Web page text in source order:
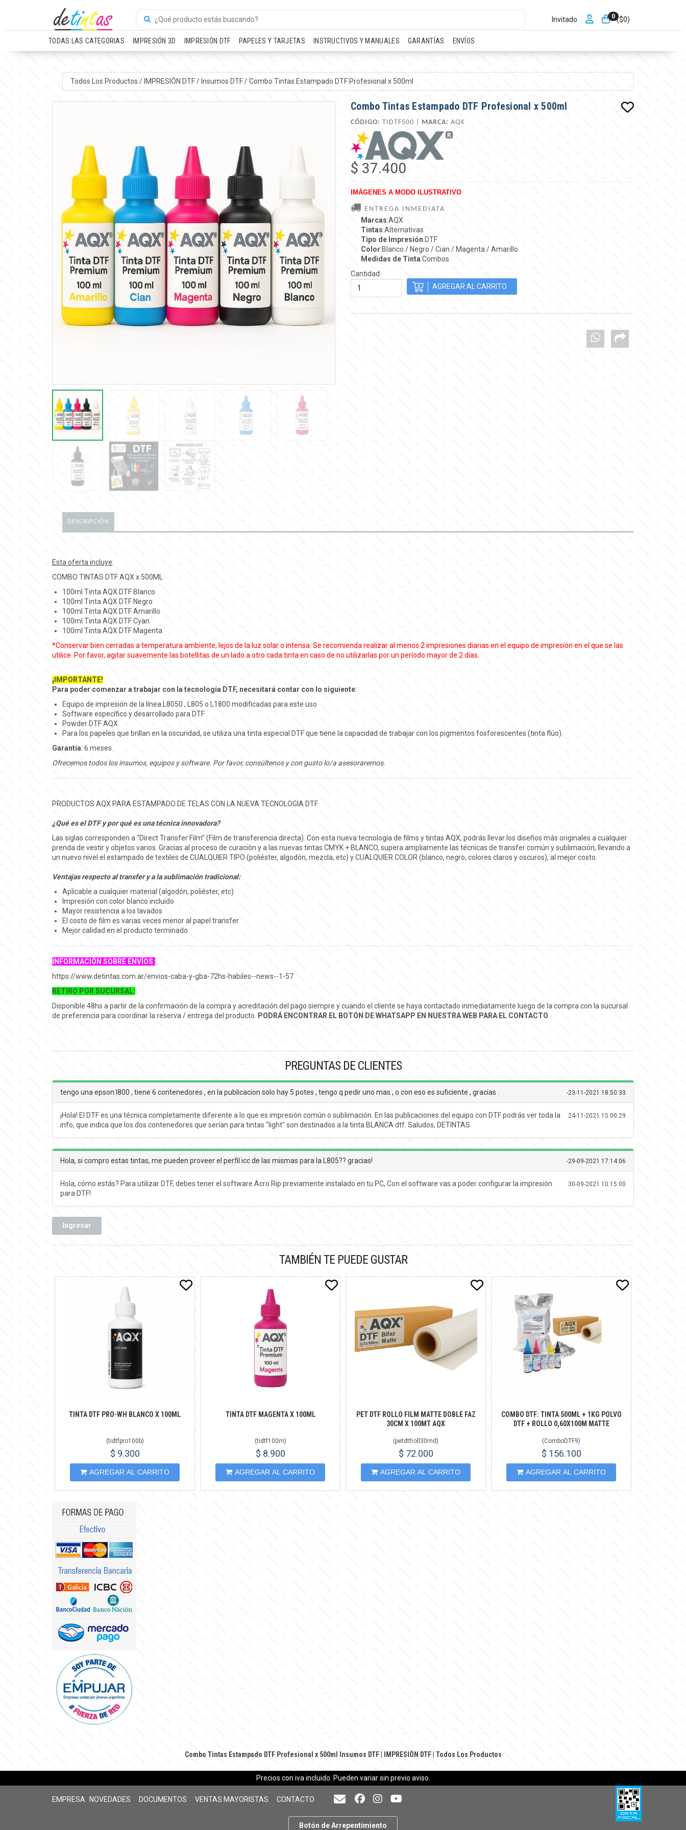
Invitado 0 ($0)
TODAS LAS CATEGORIAS IMPRESIÓN 3D IMPRESIÓN DTF PAPELES Y TARJETAS INSTRUCTIVOS Y MANUALES GARANTÍAS ENVÍOS
Todos Los Productos / IMPRESIÓN DTF/ Insumos DTF/Combo Tintas Estampado DTF Profesional x 500ml
Combo Tintas Estampado DTF Profesional x 500ml
CÓDIGO: TIDTF500 | MARCA: AQX
$ 37.400
IMÁGENES A MODO ILUSTRATIVO
ENTREGA INMEDIATA
Marcas:AQX
Tintas:Alternativas
Tipo de Impresión:DTF
Color:Blanco / Negro / Cian / Magenta / Amarillo
Medidas de Tinta:Combos
Cantidad
DESCRIPCIÓN
Esta oferta incluye:
COMBO TINTAS DTF AQX x 500ML
100ml Tinta AQX DTF Blanco
100ml Tinta AQX DTF Negro
100ml Tinta AQX DTF Amarillo
100ml Tinta AQX DTF Cyan
100ml Tinta AQX DTF Magenta
*Conservar bien cerradas a temperatura ambiente, lejos de la luz solar o intensa. Se recomienda realizar al menos 2 impresiones diarias en el equipo de impresión en el que se las
utilice. Por favor, agitar suavemente las botellitas de un lado a otro cada tinta en caso de no utilizarlas por un período mayor de 2 días.
¡IMPORTANTE!
Para poder comenzar a trabajar con la tecnología DTF, necesitará contar con lo siguiente:
Equipo de impresión de la línea L8050 , L805 o L1800 modificadas para este uso
Software específico y desarrollado para DTF
Powder DTF AQX
Para los papeles que brillan en la oscuridad, se utiliza una tinta especial DTF que tiene la capacidad de trabajar con los pigmentos fosforescentes (tinta flúo).
Garantía: 6 meses.
Ofrecemos todos los insumos, equipos y software. Por favor, consúltenos y con gusto lo/a asesoraremos.
PRODUCTOS AQX PARA ESTAMPADO DE TELAS CON LA NUEVA TECNOLOGIA DTF
¿Qué es el DTF y por qué es una técnica innovadora?
Las siglas corresponden a “Direct Transfer Film” (Film de transferencia directa). Con esta nueva tecnología de films y tintas AQX, podrás llevar los diseños más originales a cualquier
prenda de vestir y objetos varios. Gracias al proceso de curación y a las nuevas tintas CMYK + BLANCO, supera ampliamente las técnicas de transfer común y sublimación, llevando a
un nuevo nivel el estampado de textiles de CUALQUIER TIPO (poliéster, algodón, mezcla, etc) y CUALQUIER COLOR (blanco, negro, colores claros y oscuros), al mejor costo.
Ventajas respecto al transfer y a la sublimación tradicional:
Aplicable a cualquier material (algodón, poliéster, etc)
Impresión con color blanco incluido
Mayor resistencia a los lavados
El costo de film es varias veces menor al papel transfer
Mejor calidad en el producto terminado
INFORMACIÓN SOBRE ENVÍOS:
https://www.detintas.com.ar/envios-caba-y-gba-72hs-habiles--news--1-57
RETIRO POR SUCURSAL:
Disponible 48hs a partir de la confirmación de la compra y acreditación del pago siempre y cuando el cliente se haya contactado inmediatamente luego de la compra con la sucursal
de preferencia para coordinar la reserva / entrega del producto.
PODRÁ ENCONTRAR EL BOTÓN DE WHATSAPP EN NUESTRA WEB PARA EL CONTACTO
PREGUNTAS DE CLIENTES
tengo una epson l800 , tiene 6 contenedores , en la publicacion solo hay 5 potes , tengo q pedir uno mas , o con eso es suficiente , gracias . -23-11-2021 18:50:33
24-11-2021 15:00:29
¡Hola! El DTF es una técnica completamente diferente a lo que es impresión común o sublimación. En las publicaciones del equipo con DTF podrás ver toda la
info, que indica que los dos contenedores que serían para tintas "light" son destinados a la tinta BLANCA dtf. Saludos, DETINTAS
Hola, si compro estas tintas, me pueden proveer el perfil icc de las mismas para la L805?? gracias! -29-09-2021 17:14:06
30-09-2021 10:15:00
Hola, cómo estás? Para utilizar DTF, debes tener el software Acro Rip previamente instalado en tu PC, Con el software vas a poder configurar la impresión
para DTF!
Ingresar
TAMBIÉN TE PUEDE GUSTAR
TINTA DTF PRO-WH BLANCO X 100ML
(tidtfpro100b)
$ 9.300
AGREGAR AL CARRITO
TINTA DTF MAGENTA X 100ML
(tidtf100m)
$ 8.900
AGREGAR AL CARRITO
PET DTF ROLLO FILM MATTE DOBLE FAZ
30CM X 100MT AQX
(petdtfroll30md)
$ 72.000
AGREGAR AL CARRITO
COMBO DTF: TINTA 500ML + 1KG POLVO
DTF + ROLLO 0,60X100M MATTE
(ComboDTF9)
$ 156.100
AGREGAR AL CARRITO
Combo Tintas Estampado DTF Profesional x 500ml Insumos DTF| IMPRESIÓN DTF| Todos Los Productos
Precios con iva incluido. Pueden variar sin previo aviso.
EMPRESA NOVEDADES DOCUMENTOS VENTAS MAYORISTAS CONTACTO
Botón de Arrepentimiento